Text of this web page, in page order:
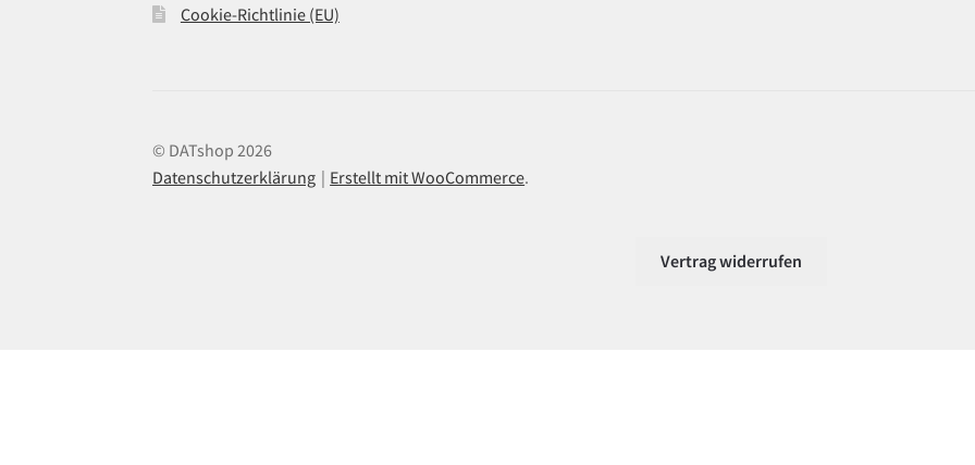
Cookie-Richtlinie (EU)
© DATshop 2026
Datenschutzerklärung
Erstellt mit WooCommerce.
Vertrag widerrufen